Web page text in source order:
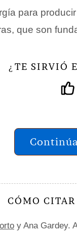
para
que son
¿ TE SIRVIÓ
CÓMO
y Ana Gardey.